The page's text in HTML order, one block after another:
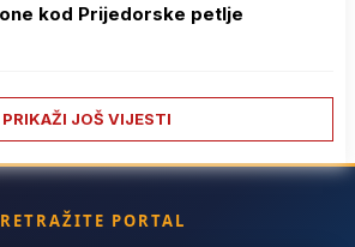
kod Prijedorske petlje
PRIKAŽI JOŠ VIJESTI
PORTAL